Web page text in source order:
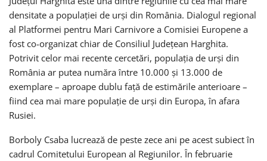
densitate a populației de urși din România. Dialogul regional
al Platformei pentru Mari Carnivore a Comisiei Europene a
fost co-organizat chiar de Consiliul Județean Harghita.
Potrivit celor mai recente cercetări, populația de urși din
România ar putea număra între 10.000 și 13.000 de
exemplare – aproape dublu față de estimările anterioare –
fiind cea mai mare populație de urși din Europa, în afara
Rusiei.
Borboly Csaba lucrează de peste zece ani pe acest subiect în
cadrul Comitetului European al Regiunilor. În februarie